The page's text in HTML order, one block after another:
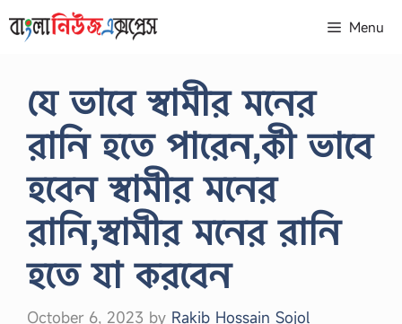
to
Menu
যে ভাবে স্বামীর মনের
রানি হতে পারেন,কী ভাবে
হবেন স্বামীর মনের
রানি,স্বামীর মনের রানি
হতে যা করবেন
October 6, 2023 by Rakib Hossain Sojol